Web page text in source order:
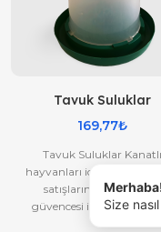
Tavuk Suluklar
169,77₺
Tavuk Suluklar Kanatlı
hayvanları için çeşitli
satışlarımız şirketimiz
güvencesi ile
Tavuk ve diğer sulukları
Size